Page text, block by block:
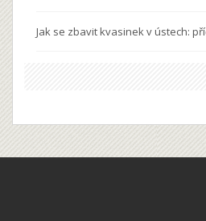
Jak se zbavit kvasinek v ústech: